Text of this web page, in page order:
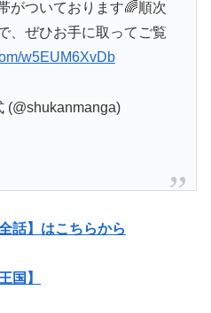
がついております🌈順次
、ぜひお手に取ってご覧
w5EUM6XvDb
(@shukanmanga)
話】はこちらから
国】